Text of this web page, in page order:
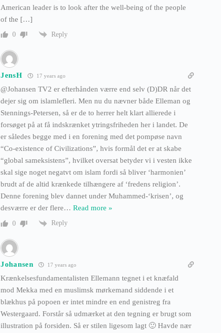
American leader is to look after the well-being of the people
of the […]
0 Reply
JensH 17 years ago
@Johansen TV2 er efterhånden værre end selv (D)DR når det
dejer sig om islamlefleri. Men nu du nævner både Elleman og
Stennings-Petersen, så er de to herrer helt klart allierede i
forsøget på at få indskrænket ytringsfriheden her i landet. De
er således begge med i en forening med det pompøse navn
“Co-existence of Civilizations”, hvis formål det er at skabe
“global sameksistens”, hvilket oversat betyder vi i vesten ikke
skal sige noget negatvt om islam fordi så bliver ‘harmonien’
brudt af de altid krænkede tilhængere af ‘fredens religion’.
Denne forening blev dannet under Muhammed-‘krisen’, og
desværre er der flere… Read more »
0 Reply
Johansen 17 years ago
Krænkelsesfundamentalisten Ellemann tegnet i et knæfald
mod Mekka med en muslimsk mørkemand siddende i et
blækhus på popoen er intet mindre en end genistreg fra
Westergaard. Forstår så udmærket at den tegning er brugt som
illustration på forsiden. Så er stilen ligesom lagt 🙂 Havde nær